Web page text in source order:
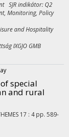
SJR indikátor: Q2
Monitoring, Policy
and Hospitality
IXGJO GMB
special
and rural
17 : 4 pp. 589-